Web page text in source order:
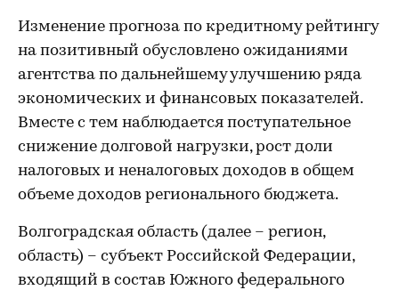
Изменение прогноза по кредитному рейтингу
на позитивный обусловлено ожиданиями
агентства по дальнейшему улучшению ряда
экономических и финансовых показателей.
Вместе с тем наблюдается поступательное
снижение долговой нагрузки, рост доли
налоговых и неналоговых доходов в общем
объеме доходов регионального бюджета.
Волгоградская область (далее – регион,
область) – субъект Российской Федерации,
входящий в состав Южного федерального